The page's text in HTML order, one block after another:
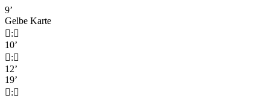
9’
Gelbe Karte
:
10’
:
12’
19’
: